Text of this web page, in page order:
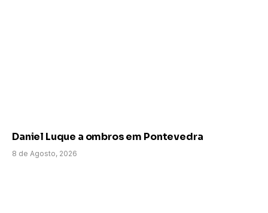
Daniel Luque a ombros em Pontevedra
8 de Agosto, 2026